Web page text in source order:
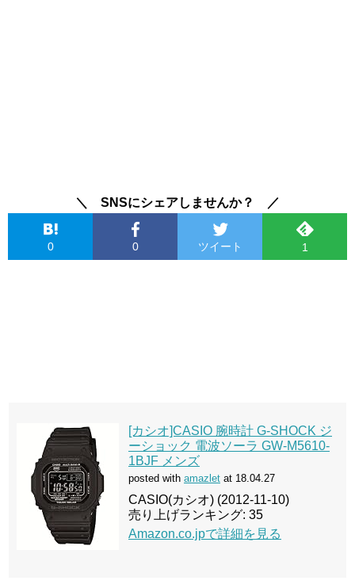
＼ SNSにシェアしませんか？ ／
0 0 ツイート 1
[カシオ]CASIO 腕時計 G-SHOCK ジ
ーショック 電波ソーラ GW-M5610-
1BJF メンズ
posted with amazlet at 18.04.27
CASIO(カシオ) (2012-11-10)
売り上げランキング: 35
Amazon.co.jpで詳細を見る